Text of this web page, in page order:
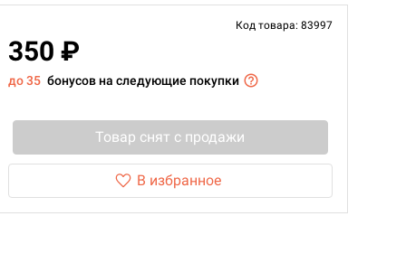
Код товара: 83997
350 ₽
до 35 бонусов на следующие покупки
Товар снят с продажи
В избранное